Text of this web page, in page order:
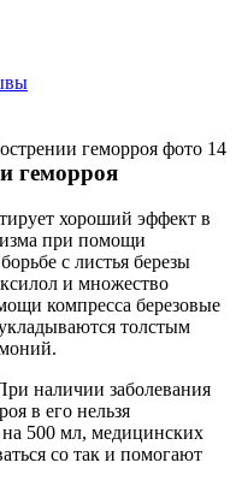
геморроя
хороший эффект в
при помощи
с листья березы
и множество
компресса березовые
толстым
наличии заболевания
в его нельзя
500 мл, медицинских
со так и помогают